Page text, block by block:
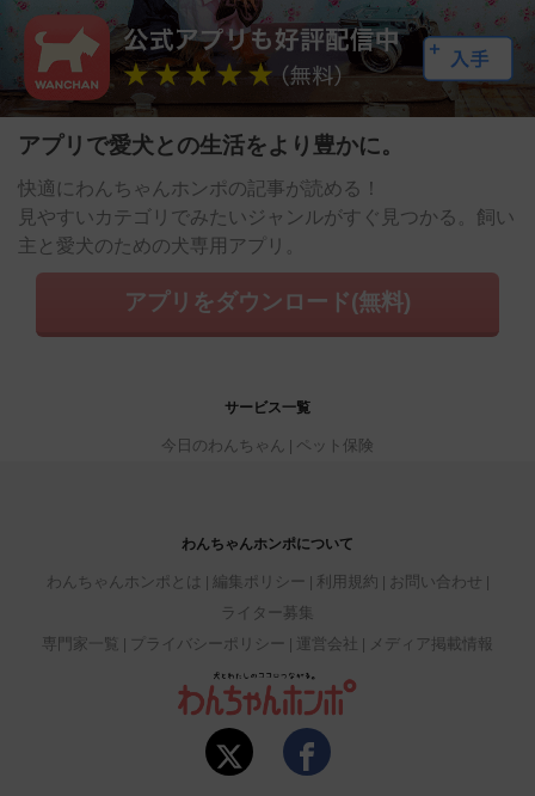
アプリで愛犬との生活をより豊かに。
快適にわんちゃんホンポの記事が読める！
見やすいカテゴリでみたいジャンルがすぐ見つかる。飼い
主と愛犬のための犬専用アプリ。
アプリをダウンロード(無料)
サービス一覧
今日のわんちゃん ペット保険
わんちゃんホンポについて
わんちゃんホンポとは 編集ポリシー 利用規約
お問い合わせ
ライター募集
専門家一覧
プライバシーポリシー 運営会社 メディア掲載情報